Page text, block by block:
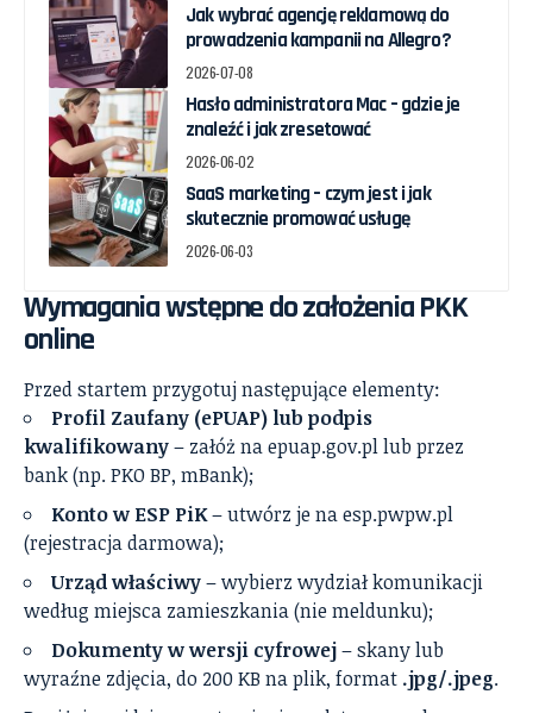
Jak wybrać agencję reklamową do
prowadzenia kampanii na Allegro?
2026-07-08
Hasło administratora Mac – gdzie je
znaleźć i jak zresetować
2026-06-02
SaaS marketing – czym jest i jak
skutecznie promować usługę
2026-06-03
Wymagania wstępne do założenia PKK
online
Przed startem przygotuj następujące elementy:
Profil Zaufany (ePUAP) lub podpis
kwalifikowany– załóż na epuap.gov.pl lub przez
bank (np. PKO BP, mBank);
Konto w ESP PiK– utwórz je na esp.pwpw.pl
(rejestracja darmowa);
Urząd właściwy– wybierz wydział komunikacji
według miejsca zamieszkania (nie meldunku);
Dokumenty w wersji cyfrowej– skany lub
wyraźne zdjęcia, do 200 KB na plik, format .jpg/.jpeg.